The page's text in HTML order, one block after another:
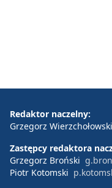
Redaktor naczelny:
Grzegorz Wierzchołowski
Zastępcy redaktora
Grzegorz Broński
Piotr Kotomski